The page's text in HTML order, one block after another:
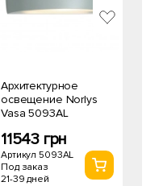
Архитектурное
освещение Norlys
Vasa 5093AL
11543 грн
Артикул 5093AL
Под заказ
21-39 дней